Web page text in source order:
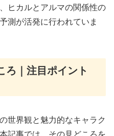
ヒカルとアルマの関係性の
測が活発に行われていま
ろ｜注目ポイント
世界観と魅力的なキャラク
記事では、その見どころを